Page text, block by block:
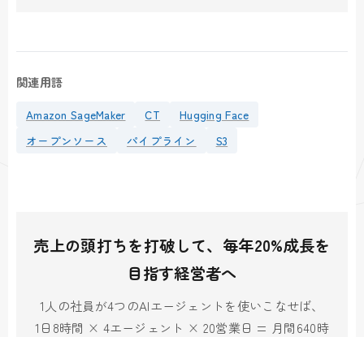
関連用語
Amazon SageMaker CT
Hugging Face
オープンソース
パイプライン S3
売上の頭打ちを打破して、毎年20%成長を
目指す経営者へ
1人の社員が4つのAIエージェントを使いこなせば、
1日8時間 × 4エージェント × 20営業日 = 月間640時